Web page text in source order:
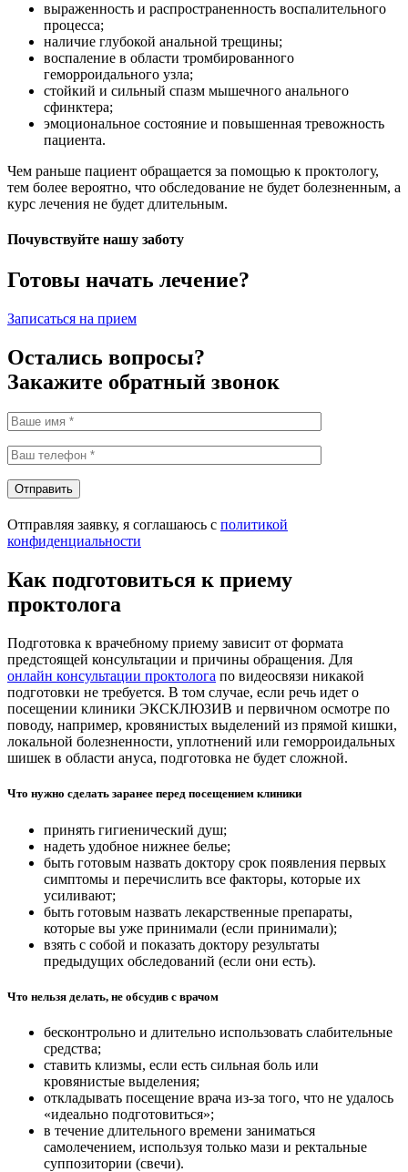
выраженность и распространенность воспалительного
процесса;
наличие глубокой анальной трещины;
воспаление в области тромбированного
геморроидального узла;
стойкий и сильный спазм мышечного анального
сфинктера;
эмоциональное состояние и повышенная тревожность
пациента.
Чем раньше пациент обращается за помощью к проктологу,
тем более вероятно, что обследование не будет болезненным, а
курс лечения не будет длительным.
Почувствуйте нашу заботу
Готовы начать лечение?
Записаться на прием
Остались вопросы?
Закажите обратный звонок
Отправить
Отправляя заявку, я соглашаюсь с политикой
конфиденциальности
Как подготовиться к приему
проктолога
Подготовка к врачебному приему зависит от формата
предстоящей консультации и причины обращения. Для
онлайн консультации проктолога по видеосвязи никакой
подготовки не требуется. В том случае, если речь идет о
посещении клиники ЭКСКЛЮЗИВ и первичном осмотре по
поводу, например, кровянистых выделений из прямой кишки,
локальной болезненности, уплотнений или геморроидальных
шишек в области ануса, подготовка не будет сложной.
Что нужно сделать заранее перед посещением клиники
принять гигиенический душ;
надеть удобное нижнее белье;
быть готовым назвать доктору срок появления первых
симптомы и перечислить все факторы, которые их
усиливают;
быть готовым назвать лекарственные препараты,
которые вы уже принимали (если принимали);
взять с собой и показать доктору результаты
предыдущих обследований (если они есть).
Что нельзя делать, не обсудив с врачом
бесконтрольно и длительно использовать слабительные
средства;
ставить клизмы, если есть сильная боль или
кровянистые выделения;
откладывать посещение врача из-за того, что не удалось
«идеально подготовиться»;
в течение длительного времени заниматься
самолечением, используя только мази и ректальные
суппозитории (свечи).